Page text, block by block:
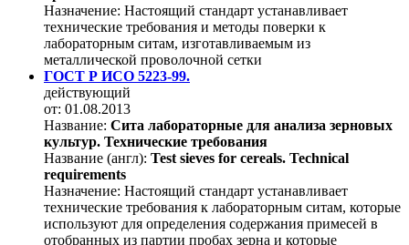
Назначение: Настоящий стандарт устанавливает
технические требования и методы поверки к
лабораторным ситам, изготавливаемым из
металлической проволочной сетки
ГОСТ Р ИСО 5223-99.
действующий
от: 01.08.2013
Название: Сита лабораторные для анализа зерновых
культур. Технические требования
Название (англ): Test sieves for cereals. Technical
requirements
Назначение: Настоящий стандарт устанавливает
технические требования к лабораторным ситам, которые
используют для определения содержания примесей в
отобранных из партии пробах зерна и которые